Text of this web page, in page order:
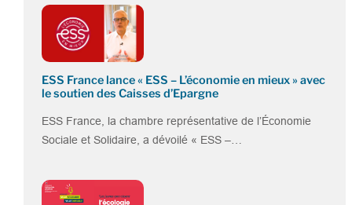
ESS France lance « ESS – L’économie en mieux » avec
le soutien des Caisses d’Epargne
ESS France, la chambre représentative de l’Économie
Sociale et Solidaire, a dévoilé « ESS –…